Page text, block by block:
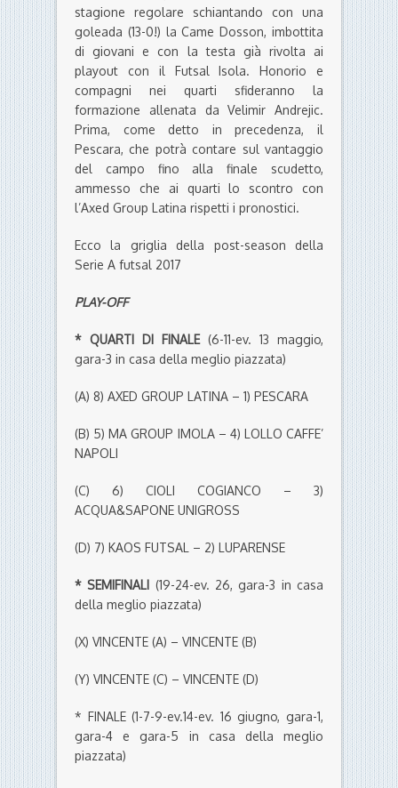
stagione regolare schiantando con una
goleada (13-0!) la Came Dosson, imbottita
di giovani e con la testa già rivolta ai
playout con il Futsal Isola. Honorio e
compagni nei quarti sfideranno la
formazione allenata da Velimir Andrejic.
Prima, come detto in precedenza, il
Pescara, che potrà contare sul vantaggio
del campo fino alla finale scudetto,
ammesso che ai quarti lo scontro con
l’Axed Group Latina rispetti i pronostici.
Ecco la griglia della post-season della
Serie A futsal 2017
PLAY-OFF
* QUARTI DI FINALE(6-11-ev. 13 maggio,
gara-3 in casa della meglio piazzata)
(A) 8) AXED GROUP LATINA – 1) PESCARA
(B) 5) MA GROUP IMOLA – 4) LOLLO CAFFE’
NAPOLI
(C) 6) CIOLI COGIANCO – 3)
ACQUA&SAPONE UNIGROSS
(D) 7) KAOS FUTSAL – 2) LUPARENSE
* SEMIFINALI (19-24-ev. 26, gara-3 in casa
della meglio piazzata)
(X) VINCENTE (A) – VINCENTE (B)
(Y) VINCENTE (C) – VINCENTE (D)
* FINALE (1-7-9-ev.14-ev. 16 giugno, gara-1,
gara-4 e gara-5 in casa della meglio
piazzata)